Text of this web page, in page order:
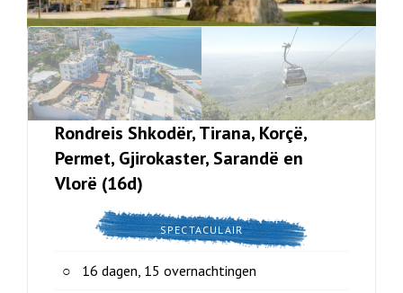
Rondreis Shkodër, Tirana, Korçë,
Permet, Gjirokaster, Sarandë en
Vlorë (16d)
SPECTACULAIR
16 dagen, 15 overnachtingen